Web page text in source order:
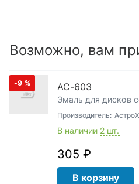
Возможно, вам
-9 % АС-603
Эмаль для дисков
Производитель:
В наличии 2 шт.
305 ₽
В корзину